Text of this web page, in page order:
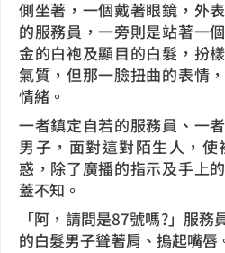
側坐著，一個戴著眼鏡，外
的服務員，一旁則是站著一
金的白袍及顯目的白髮，扮
氣質，但那一臉扭曲的表情
情緒。
一者鎮定自若的服務員、一
男子，面對這對陌生人，
惑，除了廣播的指示及手上
蓋不知。
「阿，請問是87號嗎?」服
的白髮男子聳著肩、摀起嘴唇